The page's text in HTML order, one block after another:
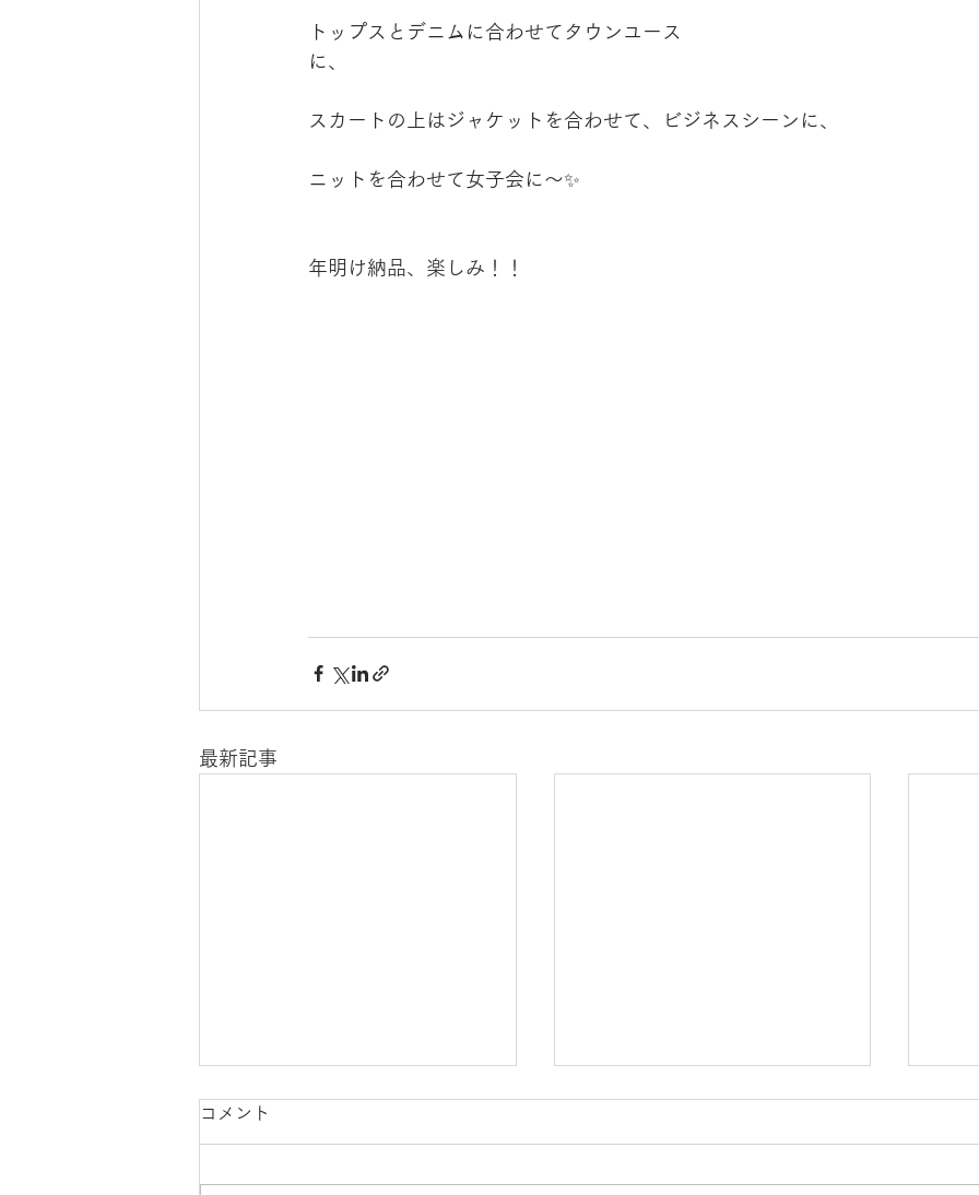
トップスとデニムに合わせてタウンユース
に、
スカートの上はジャケットを合わせて、ビジネスシーンに、
ニットを合わせて女子会に〜✨
年明け納品、楽しみ！！
最新記事
コメント